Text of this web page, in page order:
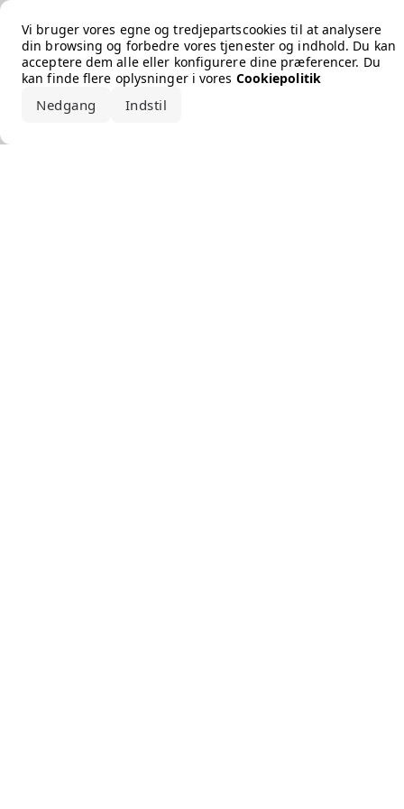
Vi bruger vores egne og tredjepartscookies til at analysere
din browsing og forbedre vores tjenester og indhold. Du kan
acceptere dem alle eller konfigurere dine præferencer. Du
kan finde flere oplysninger i vores Cookiepolitik
Nedgang Indstil
Error loading the brand